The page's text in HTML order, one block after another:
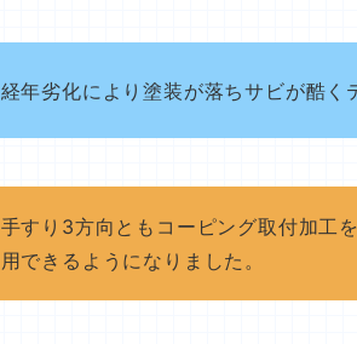
経年劣化により塗装が落ちサビが酷く
手すり3方向ともコーピング取付加工
用できるようになりました。